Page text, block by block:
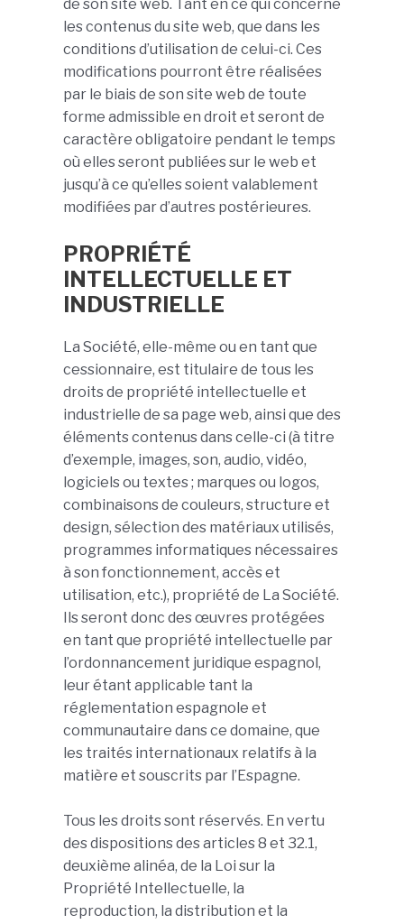
de son site web. Tant en ce qui concerne
les contenus du site web, que dans les
conditions d’utilisation de celui-ci. Ces
modifications pourront être réalisées
par le biais de son site web de toute
forme admissible en droit et seront de
caractère obligatoire pendant le temps
où elles seront publiées sur le web et
jusqu’à ce qu’elles soient valablement
modifiées par d’autres postérieures.
PROPRIÉTÉ
INTELLECTUELLE ET
INDUSTRIELLE
La Société, elle-même ou en tant que
cessionnaire, est titulaire de tous les
droits de propriété intellectuelle et
industrielle de sa page web, ainsi que des
éléments contenus dans celle-ci (à titre
d’exemple, images, son, audio, vidéo,
logiciels ou textes ; marques ou logos,
combinaisons de couleurs, structure et
design, sélection des matériaux utilisés,
programmes informatiques nécessaires
à son fonctionnement, accès et
utilisation, etc.), propriété de La Société.
Ils seront donc des œuvres protégées
en tant que propriété intellectuelle par
l’ordonnancement juridique espagnol,
leur étant applicable tant la
réglementation espagnole et
communautaire dans ce domaine, que
les traités internationaux relatifs à la
matière et souscrits par l’Espagne.
Tous les droits sont réservés. En vertu
des dispositions des articles 8 et 32.1,
deuxième alinéa, de la Loi sur la
Propriété Intellectuelle, la
reproduction, la distribution et la